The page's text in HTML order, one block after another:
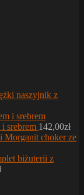
naszyjnik z
srebrem 142,00zł
Morganit choker ze
biżuterii z